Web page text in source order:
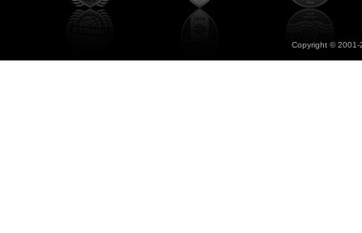
Copyright ©